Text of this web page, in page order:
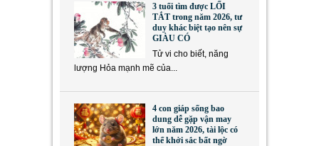
3 tuổi tìm được LỐI
TẮT trong năm 2026, tư
duy khác biệt tạo nên sự
GIÀU CÓ
Tử vi cho biết, năng
lượng Hỏa mạnh mẽ của...
4 con giáp sống bao
dung dễ gặp vận may
lớn năm 2026, tài lộc có
thể khởi sắc bất ngờ